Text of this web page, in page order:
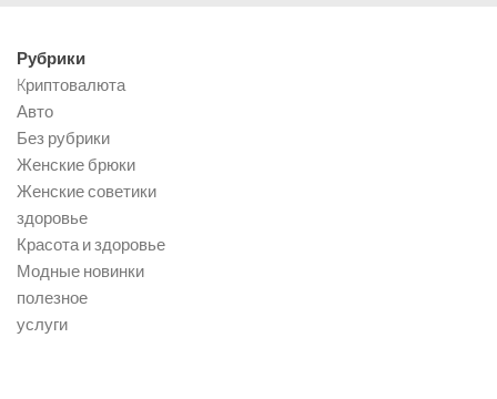
Рубрики
Kриптовалюта
Авто
Без рубрики
Женские брюки
Женские советики
здоровье
Красота и здоровье
Модные новинки
полезное
услуги